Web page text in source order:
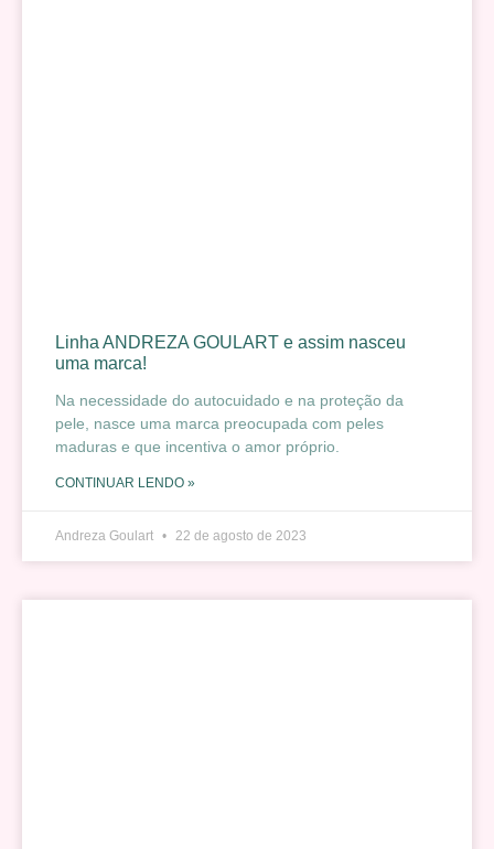
Linha ANDREZA GOULART e assim nasceu
uma marca!
Na necessidade do autocuidado e na proteção da
pele, nasce uma marca preocupada com peles
maduras e que incentiva o amor próprio.
CONTINUAR LENDO »
Andreza Goulart 22 de agosto de 2023